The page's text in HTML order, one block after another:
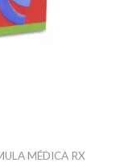
MÉDICA RX